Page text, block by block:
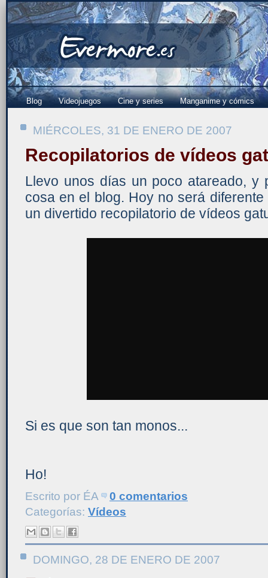
Blog Videojuegos Cine y series Manganime y cómics
MIÉRCOLES, 31 DE ENERO DE 2007
Recopilatorios de vídeos
Llevo unos días un poco atareado, y
cosa en el blog. Hoy no será
un divertido recopilatorio de vídeos
Si es que son tan monos...
Ho!
Escrito por ÉA
0 comentarios
Categorías: Vídeos
DOMINGO, 28 DE ENERO DE 2007